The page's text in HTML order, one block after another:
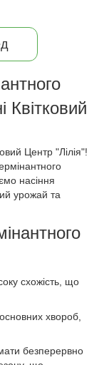
Квітковий
Центр "Лілія"!
насіння
урожай та
схожість, що
хвороб,
безперервно